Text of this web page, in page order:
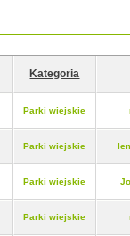
Kategoria
Parki wiejskie
Parki wiejskie
Parki wiejskie
Parki wiejskie